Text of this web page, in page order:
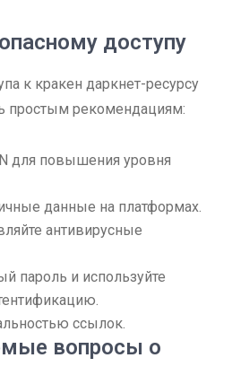
доступу
к кракен даркнет-ресурсу
простым рекомендациям:
для повышения уровня
данные на платформах.
антивирусные
пароль и используйте
ссылок.
вопросы о